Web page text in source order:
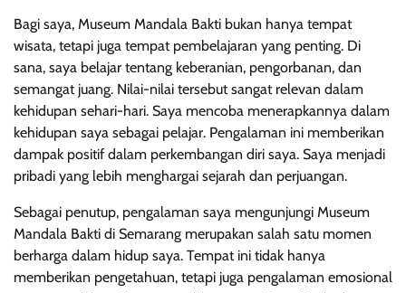
Bagi saya, Museum Mandala Bakti bukan hanya tempat
wisata, tetapi juga tempat pembelajaran yang penting. Di
sana, saya belajar tentang keberanian, pengorbanan, dan
semangat juang. Nilai-nilai tersebut sangat relevan dalam
kehidupan sehari-hari. Saya mencoba menerapkannya dalam
kehidupan saya sebagai pelajar. Pengalaman ini memberikan
dampak positif dalam perkembangan diri saya. Saya menjadi
pribadi yang lebih menghargai sejarah dan perjuangan.
Sebagai penutup, pengalaman saya mengunjungi Museum
Mandala Bakti di Semarang merupakan salah satu momen
berharga dalam hidup saya. Tempat ini tidak hanya
memberikan pengetahuan, tetapi juga pengalaman emosional